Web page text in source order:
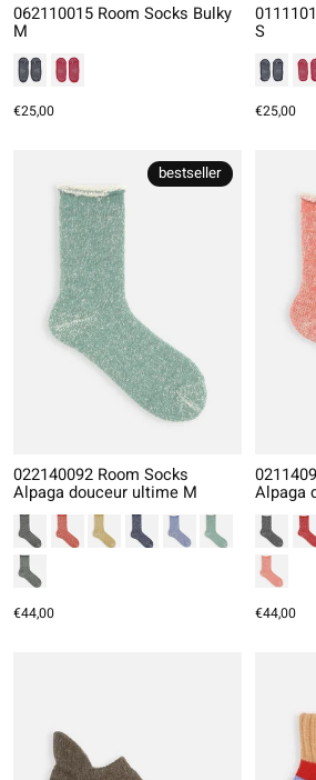
062110015 Room Socks Bulky
M
€25,00
S
€25,00
bestseller
022140092 Room Socks
Alpaga douceur ultime M
€44,00
Alpaga
€44,00